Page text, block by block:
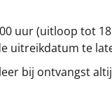
uur (uitloop tot
uitreikdatum te
bij ontvangst